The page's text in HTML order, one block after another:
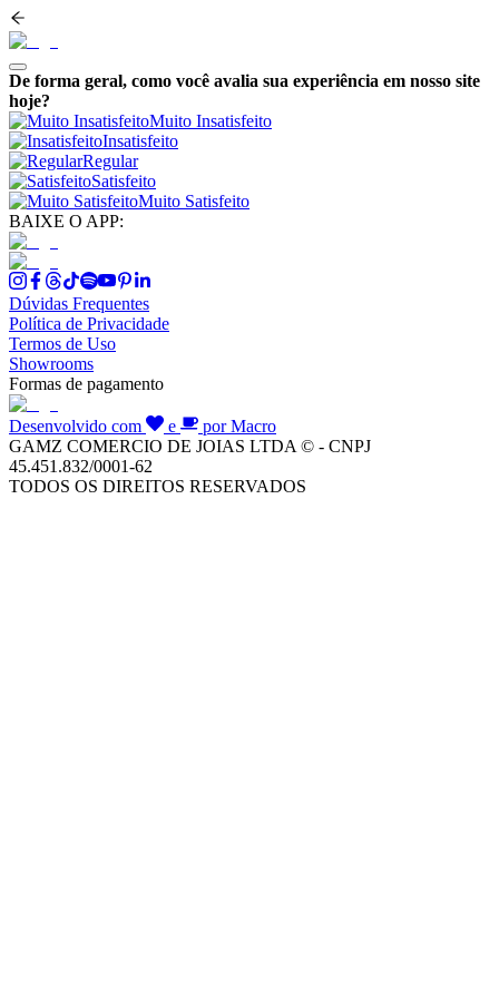
De forma geral, como você avalia sua experiência em nosso site
hoje?
Muito Insatisfeito
Insatisfeito
Regular
Satisfeito
Muito Satisfeito
BAIXE O APP:
Dúvidas Frequentes
Política de Privacidade
Termos de Uso
Showrooms
Formas de pagamento
Desenvolvido com e
por Macro
GAMZ COMERCIO DE JOIAS LTDA © - CNPJ
45.451.832/0001-62
TODOS OS DIREITOS RESERVADOS